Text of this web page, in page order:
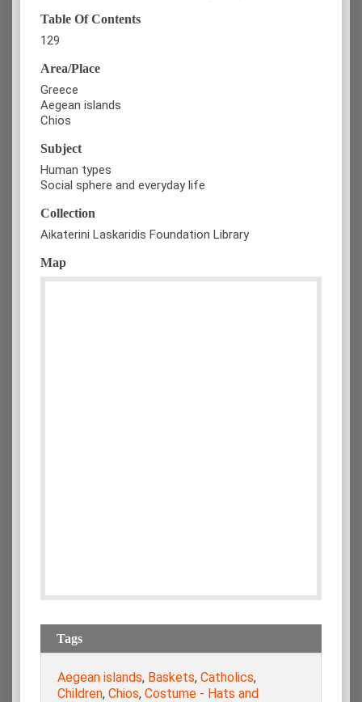
Table Of Contents
129
Area/Place
Greece
Aegean islands
Chios
Subject
Human types
Social sphere and everyday life
Collection
Aikaterini Laskaridis Foundation Library
Map
Tags
Aegean islands, Baskets, Catholics,
Children, Chios, Costume - Hats and